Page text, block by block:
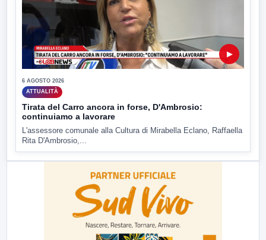
▶
6 AGOSTO 2026
ATTUALITÀ
Tirata del Carro ancora in forse, D'Ambrosio:
continuiamo a lavorare
L'assessore comunale alla Cultura di Mirabella Eclano, Raffaella
Rita D'Ambrosio,...